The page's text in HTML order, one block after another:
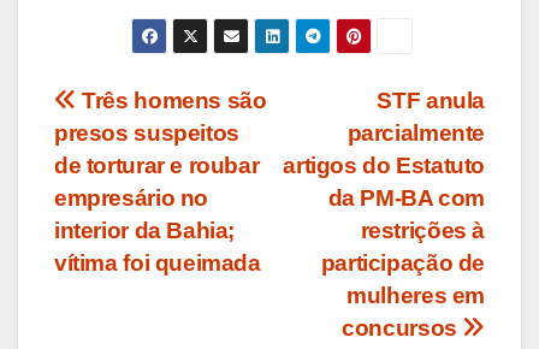
Navegação
de
Post
STF anula
parcialmente
artigos do Estatuto
da PM-BA com
restrições à
participação de
mulheres em
concursos
Três homens são
presos suspeitos
de torturar e roubar
empresário no
interior da Bahia;
vítima foi queimada